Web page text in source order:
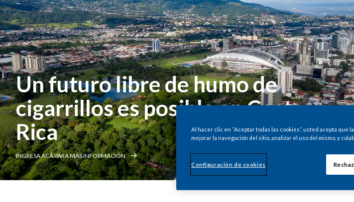
Un futuro libre de humo de
cigarrillos es posible en Costa
Rica
INGRESA ACÁ PARA MÁS INFORMACIÓN
Al hacer clic en “Aceptar todas las cookies”, usted acepta que
mejorar la navegación del sitio, analizar el uso del mismo, y
Configuración de cookies